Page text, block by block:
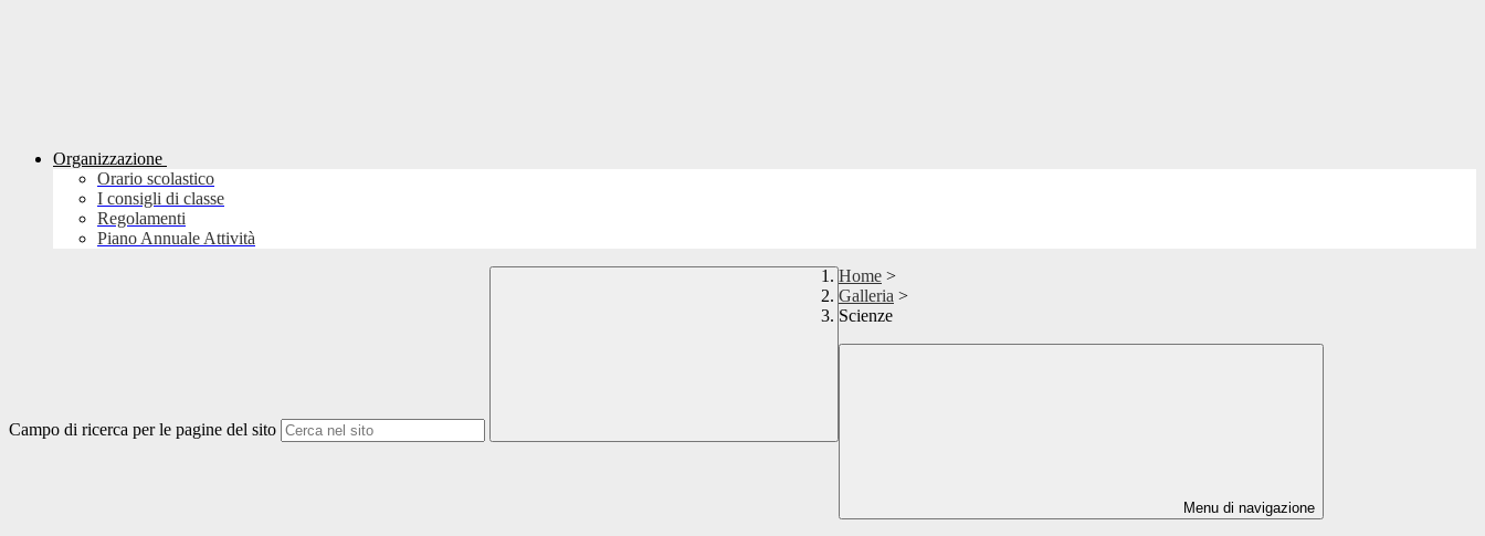
Organizzazione
Orario scolastico
I consigli di classe
Regolamenti
Piano Annuale Attività
Campo di ricerca per le pagine del sito
Home >
Galleria >
Scienze
Menu di navigazione